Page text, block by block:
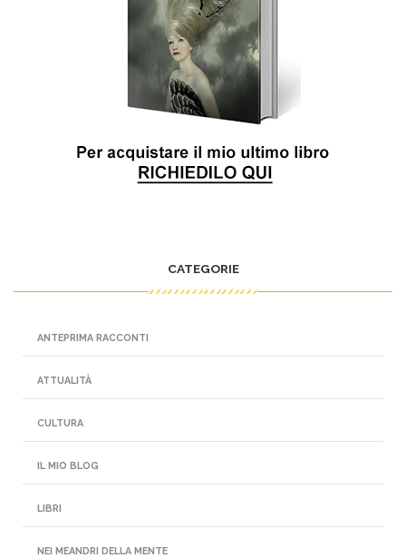
CATEGORIE
ANTEPRIMA RACCONTI
ATTUALITÀ
CULTURA
IL MIO BLOG
LIBRI
NEI MEANDRI DELLA MENTE